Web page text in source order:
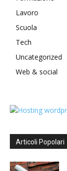
Lavoro
Scuola
Tech
Uncategorized
Web & social
Articoli Popolari